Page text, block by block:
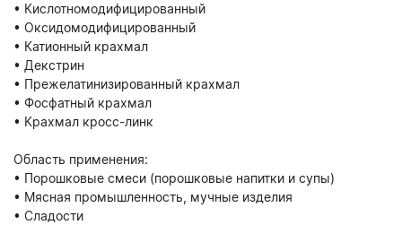
• Кислотномодифицированный
• Оксидомодифицированный
• Катионный крахмал
• Декстрин
• Прежелатинизированный крахмал
• Фосфатный крахмал
• Крахмал кросс-линк
Область применения:
• Порошковые смеси (порошковые напитки и супы)
• Мясная промышленность, мучные изделия
• Сладости